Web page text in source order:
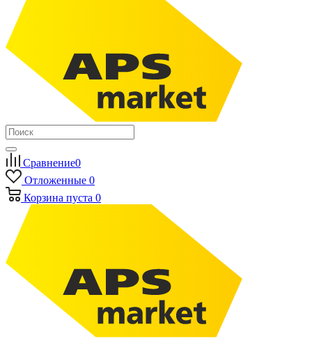
Сравнение0
Отложенные 0
Корзина пуста 0